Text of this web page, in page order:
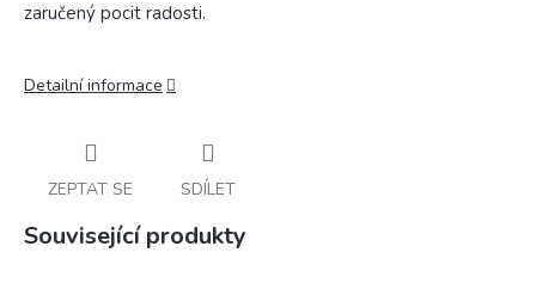
zaručený pocit radosti.
Detailní informace
ZEPTAT SE SDÍLET
Související produkty